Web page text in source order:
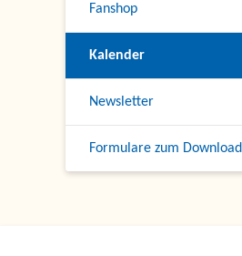
Fanshop
Kalender
Newsletter
Formulare zum Download